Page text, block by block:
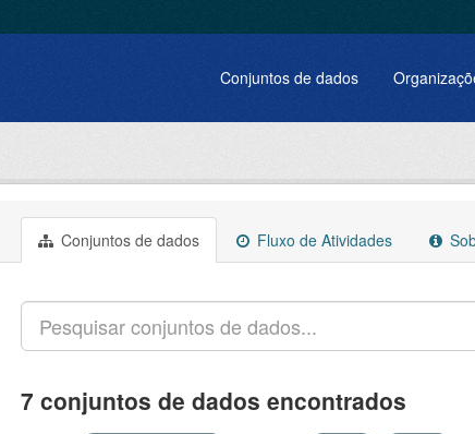
Conjuntos de dados
Conjuntos de dados Fluxo de Atividades
7 conjuntos de dados encontrados